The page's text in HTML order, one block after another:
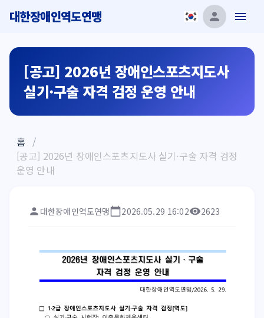
대한장애인역도연맹
[공고] 2026년 장애인스포츠지도사
실기·구술 자격 검정 운영 안내
홈 /
[공고] 2026년 장애인스포츠지도사 실기·구술 자격 검정
운영 안내
대한장애인역도연맹 2026.05.29 16:02 2623